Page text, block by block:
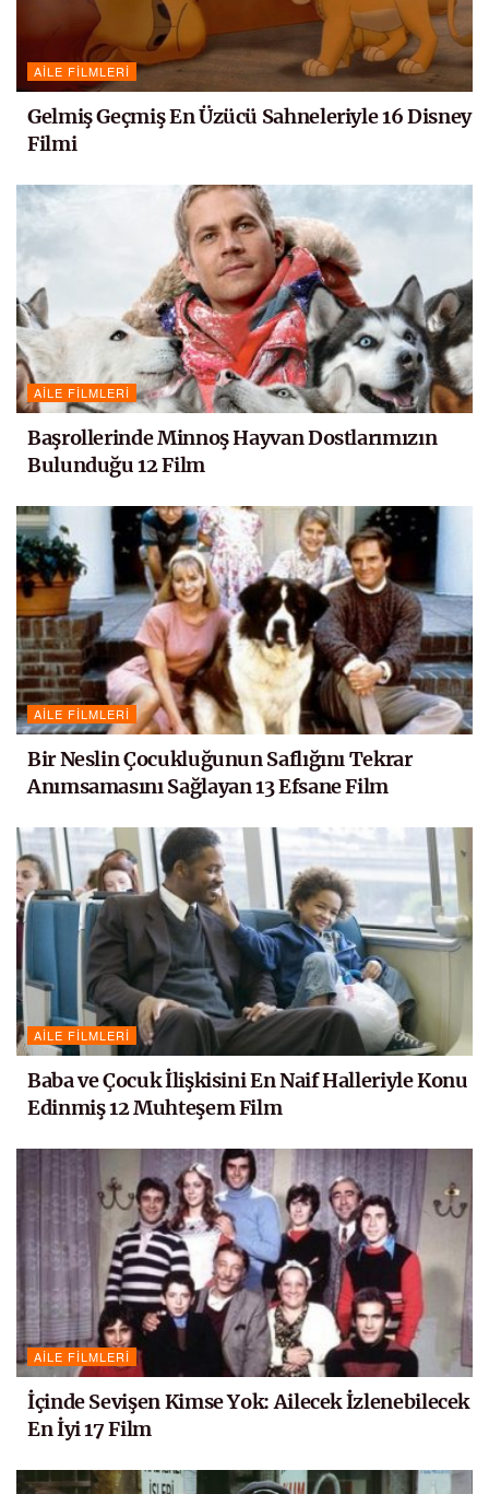
AILE FILMLERI
Gelmiş Geçmiş En Üzücü Sahneleriyle 16 Disney
Filmi
AILE FILMLERI
Başrollerinde Minnoş Hayvan Dostlarımızın
Bulunduğu 12 Film
AILE FILMLERI
Bir Neslin Çocukluğunun Saflığını Tekrar
Anımsamasını Sağlayan 13 Efsane Film
AILE FILMLERI
Baba ve Çocuk İlişkisini En Naif Halleriyle Konu
Edinmiş 12 Muhteşem Film
AILE FILMLERI
İçinde Sevişen Kimse Yok: Ailecek İzlenebilecek
En İyi 17 Film